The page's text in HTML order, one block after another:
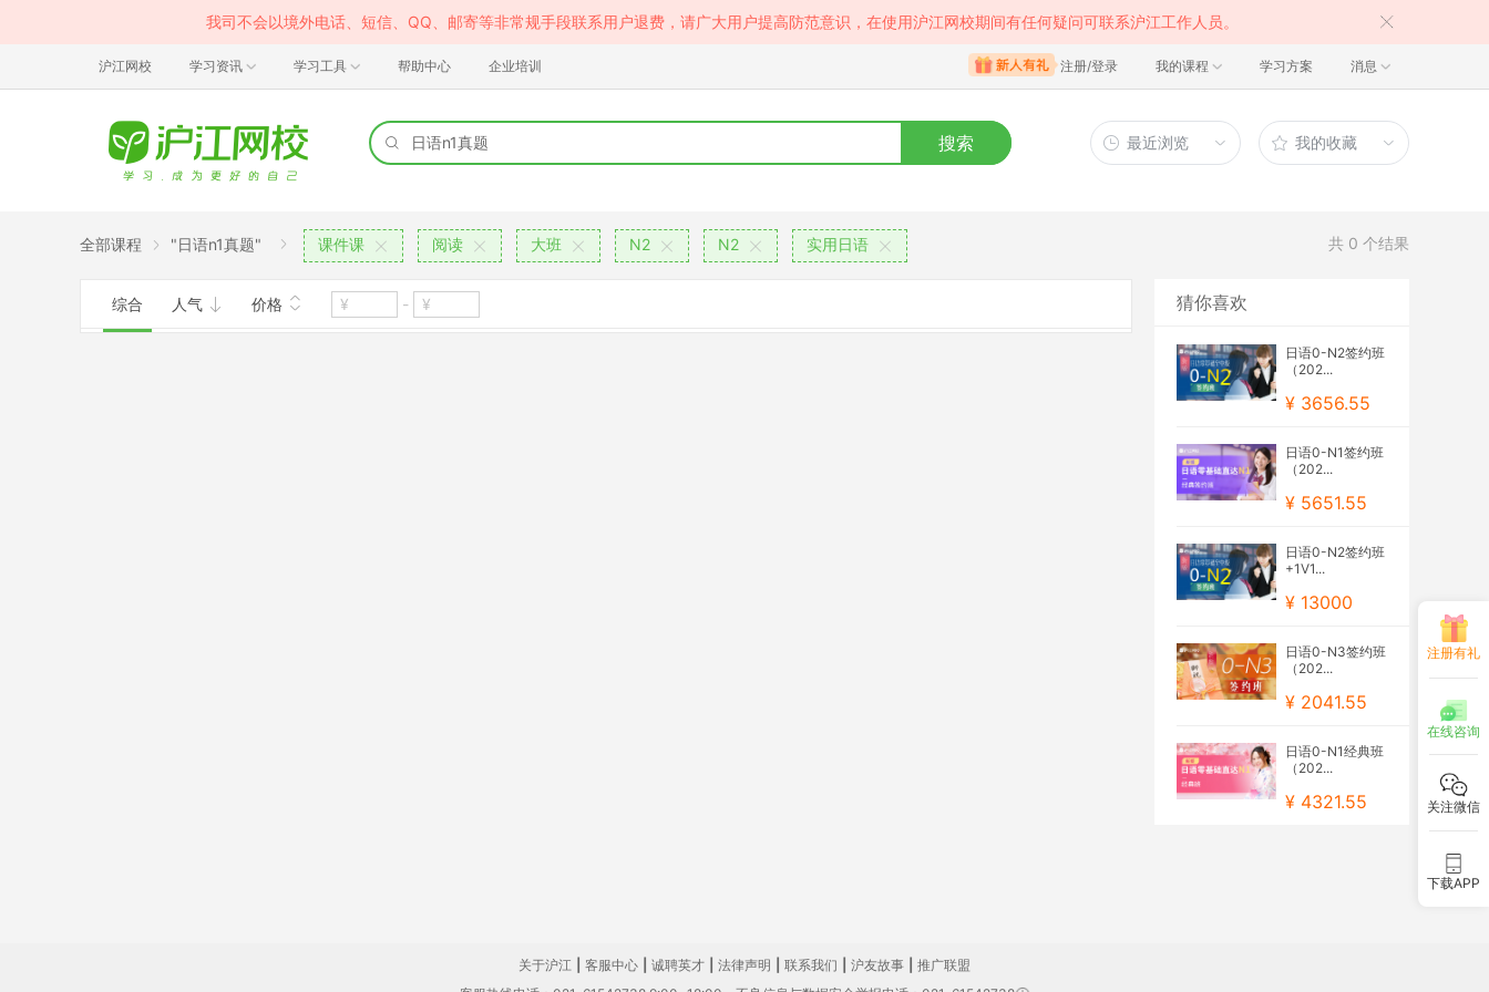
我司不会以境外电话、短信、QQ、邮寄等非常规手段联系用户退费，请广大用户提高防范意识，在使用沪江网校期间有任何疑问可联系沪江工作人员。
沪江网校 学习资讯 学习工具 帮助中心 企业培训 注册/登录 我的课程 学习方案 消息
搜索 最近浏览 我的收藏
全部课程 "日语n1真题" 课件课 阅读 大班 N2 N2 实用日语 共 0 个结果
综合 人气 价格 - 猜你喜欢
日语0-N2签约班
（202...
¥ 3656.55
日语0-N1签约班
（202...
¥ 5651.55
日语0-N2签约班
+1V1...
¥ 13000
日语0-N3签约班
（202...
¥ 2041.55
日语0-N1经典班
（202...
¥ 4321.55
注册有礼
在线咨询
关注微信
下载APP
关于沪江 客服中心 诚聘英才 法律声明 联系我们 沪友故事
推广联盟